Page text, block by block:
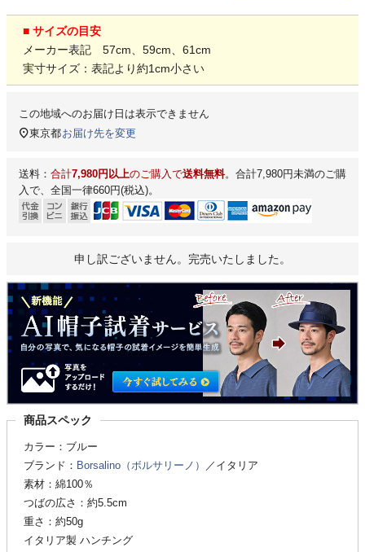
■ サイズの目安
メーカー表記 57cm、59cm、61cm
実寸サイズ：表記より約1cm小さい
この地域へのお届け日は表示できません
東京都お届け先を変更
送料： 合計7,980円以上のご購入で送料無料。合計7,980円未満のご購
入で、全国一律660円(税込)。
申し訳ございません。完売いたしました。
商品スペック
カラー：ブルー
ブランド： Borsalino（ボルサリーノ）
／イタリア
素材：綿100％
つばの広さ：約5.5cm
重さ：約50g
イタリア製 ハンチング